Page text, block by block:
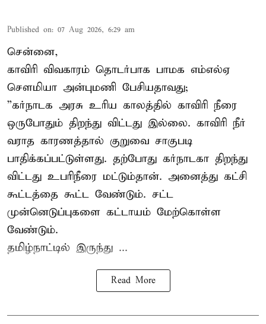
Published on: 07 Aug 2026, 6:29 am
சென்னை,
காவிரி விவகாரம் தொடர்பாக பாமக எம்எல்ஏ
சௌமியா அன்புமணி பேசியதாவது;
”கர்நாடக அரசு உரிய காலத்தில் காவிரி நீரை
ஒருபோதும் திறந்து விட்டது இல்லை. காவிரி நீர்
வராத காரணத்தால் குறுவை சாகுபடி
பாதிக்கப்பட்டுள்ளது. தற்போது கர்நாடகா திறந்து
விட்டது உபரிநீரை மட்டும்தான். அனைத்து கட்சி
கூட்டத்தை கூட்ட வேண்டும். சட்ட
முன்னெடுப்புகளை கட்டாயம் மேற்கொள்ள
வேண்டும்.
தமிழ்நாட்டில் இருந்து ...
Read More